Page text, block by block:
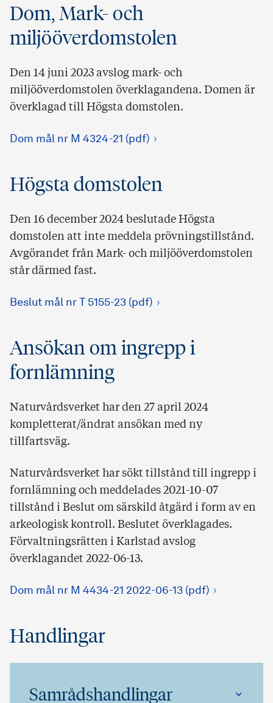
Dom, Mark- och
miljööverdomstolen
Den 14 juni 2023 avslog mark- och
miljööverdomstolen överklagandena. Domen är
överklagad till Högsta domstolen.
Dom mål nr M 4324-21 (pdf)
Högsta domstolen
Den 16 december 2024 beslutade Högsta
domstolen att inte meddela prövningstillstånd.
Avgörandet från Mark- och miljööverdomstolen
står därmed fast.
Beslut mål nr T 5155-23 (pdf)
Ansökan om ingrepp i
fornlämning
Naturvårdsverket har den 27 april 2024
kompletterat/ändrat ansökan med ny
tillfartsväg.
Naturvårdsverket har sökt tillstånd till ingrepp i
fornlämning och meddelades 2021-10-07
tillstånd i Beslut om särskild åtgärd i form av en
arkeologisk kontroll. Beslutet överklagades.
Förvaltningsrätten i Karlstad avslog
överklagandet 2022-06-13.
Dom mål nr M 4434-21 2022-06-13 (pdf)
Handlingar
Samrådshandlingar